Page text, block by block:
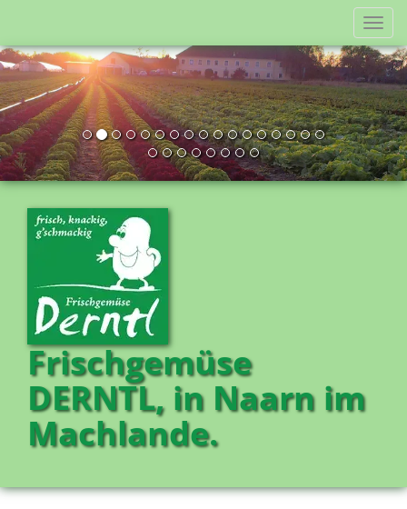
Frischgemüse
DERNTL, in Naarn im
Machlande.